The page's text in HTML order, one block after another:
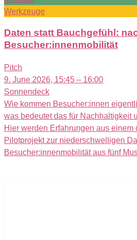
Werkzeuge
Daten statt Bauchgefühl:
Besucher:innenmobilität
Pitch
9. June 2026, 15:45 – 16:00
Sonnendeck
Wie kommen Besucher:innen
was bedeutet das für Nachhaltigkeit
Hier werden Erfahrungen aus einem
Pilotprojekt zur niederschwelligen
Besucher:innenmobilität aus fünf